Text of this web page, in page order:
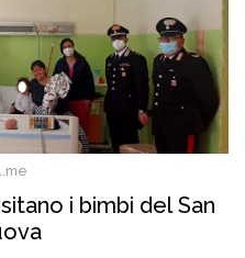
i bimbi del San